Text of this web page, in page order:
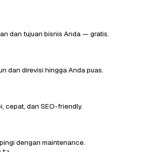
dan tujuan bisnis Anda — gratis.
dan direvisi hingga Anda puas.
cepat, dan SEO-friendly.
dengan maintenance.